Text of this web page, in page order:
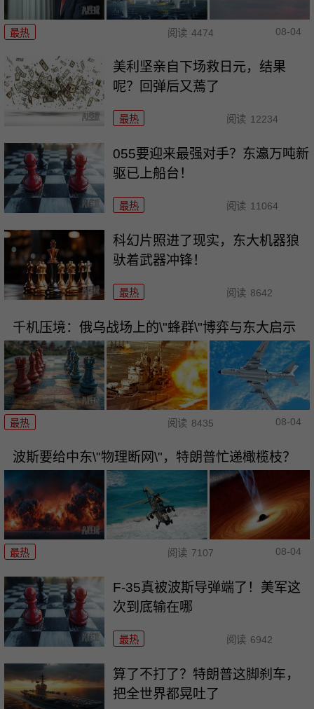
最热 阅读 4474 08-04
美利坚亲自下场救日元，结果
呢？回弹后又蔫了
最热 阅读 12234
055要迎来最强对手？东瀛万吨新
驱已上船台！
最热 阅读 11064
科幻片照进了现实，东大机器狼
驮着武器冲锋！
最热 阅读 8642
千机压境：俄乌战场上的\"蜂群\"博弈与东大启示
最热 阅读 8435 08-04
波斯要给中东\"物理断网\"，特朗普忙递橄榄枝？
最热 阅读 7107 08-04
F-35真被波斯导弹端了！美军这
次到底输在哪
最热 阅读 6942
算了不打了？特朗普这脚刹车，
把全世界都晃吐了